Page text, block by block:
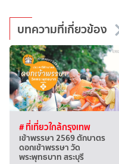
บทความที่เกี่ยวข้อง
# ที่เที่ยวใกล้กรุงเทพ
เข้าพรรษา 2569 ตักบาตร
ดอกเข้าพรรษา วัด
พระพุทธบาท สระบุรี